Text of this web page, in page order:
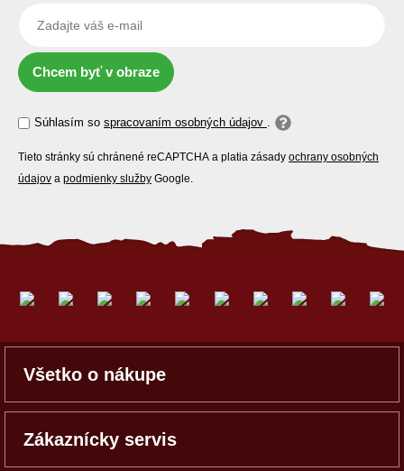
Chcem byť v obraze
Súhlasím so spracovaním osobných údajov .
Tieto stránky sú chránené reCAPTCHA a platia zásady ochrany osobných
údajov a podmienky služby Google.
Všetko o nákupe
Zákaznícky servis